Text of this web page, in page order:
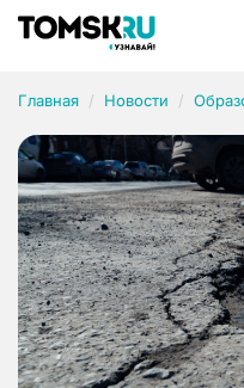
Главная Новости